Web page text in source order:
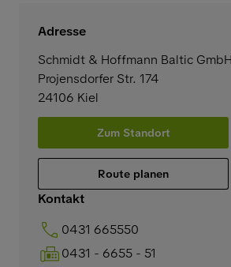
Adresse
Schmidt & Hoffmann Baltic
Projensdorfer Str. 174
24106 Kiel
Zum Standort
Route planen
Kontakt
0431 665550
0431 - 6655 - 51